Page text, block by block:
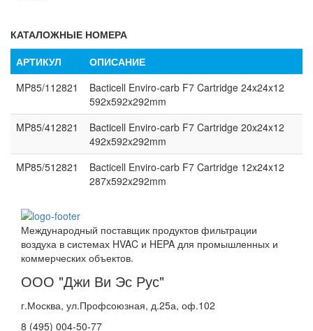
КАТАЛОЖНЫЕ НОМЕРА
АРТИКУЛ
ОПИСАНИЕ
MP85/112821
Bacticell Enviro-carb F7 Cartridge 24x24x12
592x592x292mm
MP85/412821
Bacticell Enviro-carb F7 Cartridge 20x24x12
492x592x292mm
MP85/512821
Bacticell Enviro-carb F7 Cartridge 12x24x12
287x592x292mm
Международный поставщик продуктов фильтрации
воздуха в системах HVAC и HEPA для промышленных и
коммерческих объектов.
ООО "Джи Ви Эс Рус"
г.Москва, ул.Профсоюзная, д.25а, оф.102
8 (495) 004-50-77